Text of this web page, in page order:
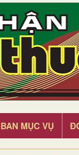
BAN MỤC VỤ